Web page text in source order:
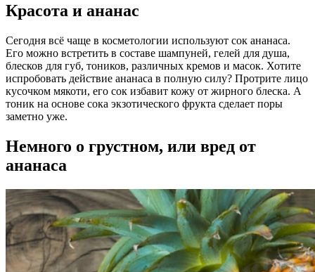
Красота и ананас
Сегодня всё чаще в косметологии используют сок ананаса.
Его можно встретить в составе шампуней, гелей для душа,
блесков для губ, тоников, различных кремов и масок. Хотите
испробовать действие ананаса в полную силу? Протрите лицо
кусочком мякоти, его сок избавит кожу от жирного блеска. А
тоник на основе сока экзотического фрукта сделает поры
заметно уже.
Немного о грустном, или вред от
ананаса